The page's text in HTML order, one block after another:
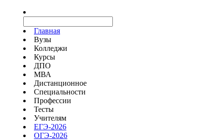
Главная
Вузы
Колледжи
Курсы
ДПО
МВА
Дистанционное
Специальности
Профессии
Тесты
Учителям
ЕГЭ-2026
ОГЭ-2026